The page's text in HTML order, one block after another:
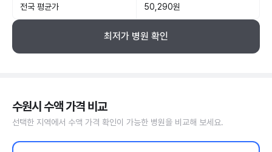
전국 평균가 50,290원
최저가 병원 확인
수원시 수액 가격 비교
선택한 지역에서 수액 가격 확인이 가능한 병원을 비교해 보세요.